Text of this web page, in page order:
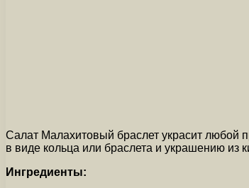
Салат Малахитовый браслет украсит любой
в виде кольца или браслета и украшению из
Ингредиенты: